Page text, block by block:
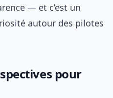
— et c’est un
autour des pilotes
pour